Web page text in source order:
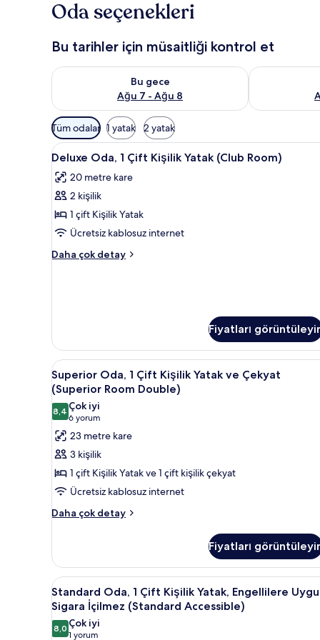
Oda seçenekleri
Bu tarihler için müsaitliği kontrol et
Bu gece
Ağu 7 - Ağu 8
Bu gece için müsaitliği kontrol et Ağu 7 - Ağu 8
Yarın için
Odalar
için
mevcut
filtreler
Tüm odalar 1 yatak 2 yatak
Deluxe
Oda,
1
Çift
Kişilik
Yatak
(Club
Room)
Odada kasa, masa, dizüstü
5
Deluxe Oda, 1 Çift Kişilik Yatak (Club Room)
20 metre kare
2 kişilik
1 çift Kişilik Yatak
Ücretsiz kablosuz internet
Daha çok detay
Deluxe
Room)
hakkında
daha
fazla
detay
Fiyatları
Superior
Oda,
1
Çift
Kişilik
Yatak
ve
Çekyat
(Superior
Room
tüm
fotoğrafları
görün
Superior Oda, 1 Çift Kişilik
6
Superior Oda, 1 Çift Kişilik Yatak ve Çekyat
(Superior Room Double)
8,48,4 / 10
Çok iyi
6 yorum
(6
yorum)
23 metre kare
3 kişilik
1 çift Kişilik Yatak ve 1 çift kişilik çekyat
Ücretsiz kablosuz internet
Daha çok detay
Superior
Kişilik
Yatak
ve
Çekyat
(Superior
Room
Fiyatları
Standard
Oda,
1
Çift
Odada kasa, masa, dizüstü
4
Standard Oda, 1 Çift Kişilik Yatak, Engellilere
Sigara İçilmez (Standard Accessible)
8,08,0 / 10
Çok iyi
1 yorum
(1